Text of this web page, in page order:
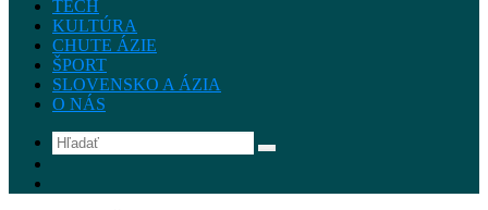
TECH
KULTÚRA
CHUTE ÁZIE
ŠPORT
SLOVENSKO A ÁZIA
O NÁS
Hľadať